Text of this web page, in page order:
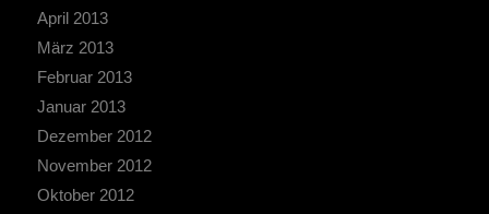
April 2013
März 2013
Februar 2013
Januar 2013
Dezember 2012
November 2012
Oktober 2012